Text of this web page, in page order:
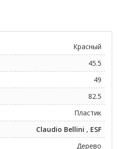
Красный
45.5
49
82.5
Пластик
Claudio Bellini , ESF
Дерево